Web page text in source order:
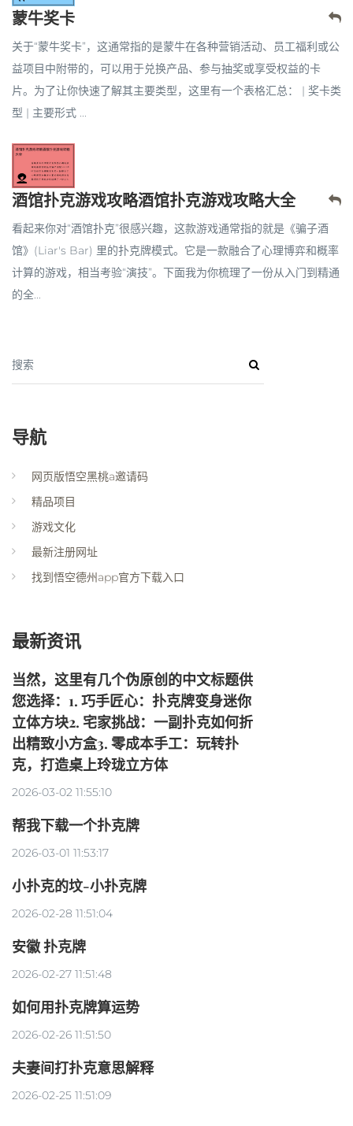
蒙牛奖卡
关于“蒙牛奖卡”，这通常指的是蒙牛在各种营销活动、员工福利或公
益项目中附带的，可以用于兑换产品、参与抽奖或享受权益的卡
片。为了让你快速了解其主要类型，这里有一个表格汇总： | 奖卡类
型 | 主要形式 ...
酒馆扑克游戏攻略酒馆扑克游戏攻略大全
看起来你对“酒馆扑克”很感兴趣，这款游戏通常指的就是《骗子酒
馆》(Liar's Bar) 里的扑克牌模式。它是一款融合了心理博弈和概率
计算的游戏，相当考验“演技”。下面我为你梳理了一份从入门到精通
的全...
搜索
导航
网页版悟空黑桃a邀请码
精品项目
游戏文化
最新注册网址
找到悟空德州app官方下载入口
最新资讯
当然，这里有几个伪原创的中文标题供
您选择：1. 巧手匠心：扑克牌变身迷你
立体方块2. 宅家挑战：一副扑克如何折
出精致小方盒3. 零成本手工：玩转扑
克，打造桌上玲珑立方体
2026-03-02 11:55:10
帮我下载一个扑克牌
2026-03-01 11:53:17
小扑克的坟-小扑克牌
2026-02-28 11:51:04
安徽 扑克牌
2026-02-27 11:51:48
如何用扑克牌算运势
2026-02-26 11:51:50
夫妻间打扑克意思解释
2026-02-25 11:51:09